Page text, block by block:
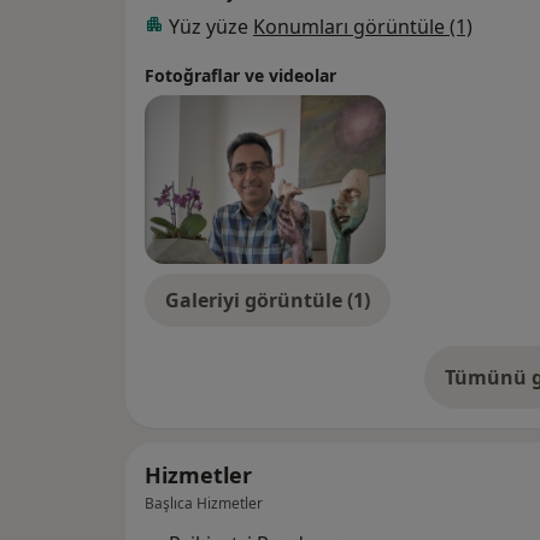
Yüz yüze Konumları görüntüle (1)
Fotoğraflar ve videolar
Galeriyi görüntüle (1)
Tümünü
Hizmetler
Başlıca Hizmetler